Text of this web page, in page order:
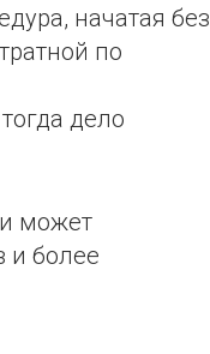
начатая без
по
дело
может
и более